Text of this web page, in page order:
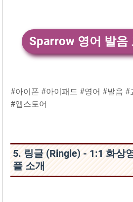
#아이폰 #아이패드 #영어 #발음 #
#앱스토어
5. 링글 (Ringle) - 1:1 화상
플 소개